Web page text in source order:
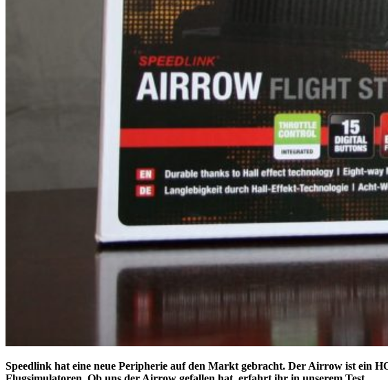
Speedlink hat eine neue Peripherie auf den Markt gebracht. Der Airrow ist ein